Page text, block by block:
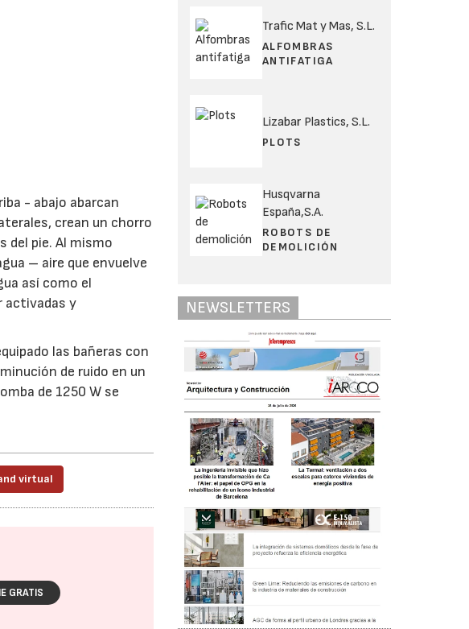
- abajo abarcan
crean un chorro
del pie. Al mismo
– aire que envuelve
así como el
activadas y
las bañeras con
de ruido en un
de 1250 W se
virtual
GRATIS
Trafic Mat y Mas, S.L.
ALFOMBRAS
ANTIFATIGA
Lizabar Plastics, S.L.
PLOTS
Husqvarna
España,S.A.
ROBOTS DE
DEMOLICIÓN
NEWSLETTERS